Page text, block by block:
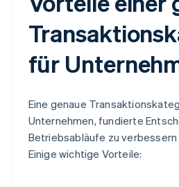
für
Eine genaue
Unternehmen, fundierte
Betriebsabläufe zu
Einige wichtige Vorteile: